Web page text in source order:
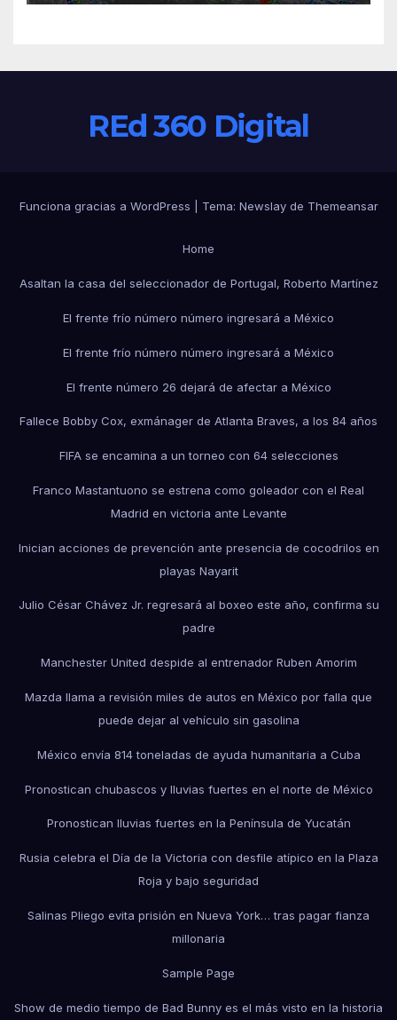
REd 360 Digital
Funciona gracias a WordPress Tema: Newslayde Themeansar
Home
Asaltan la casa del seleccionador de Portugal, Roberto Martínez
El frente frío número número ingresará a México
El frente frío número número ingresará a México
El frente número 26 dejará de afectar a México
Fallece Bobby Cox, exmánager de Atlanta Braves, a los 84 años
FIFA se encamina a un torneo con 64 selecciones
Franco Mastantuono se estrena como goleador con el Real
Madrid en victoria ante Levante
Inician acciones de prevención ante presencia de cocodrilos en
playas Nayarit
Julio César Chávez Jr. regresará al boxeo este año, confirma su
padre
Manchester United despide al entrenador Ruben Amorim
Mazda llama a revisión miles de autos en México por falla que
puede dejar al vehículo sin gasolina
México envía 814 toneladas de ayuda humanitaria a Cuba
Pronostican chubascos y lluvias fuertes en el norte de México
Pronostican lluvias fuertes en la Península de Yucatán
Rusia celebra el Día de la Victoria con desfile atípico en la Plaza
Roja y bajo seguridad
Salinas Pliego evita prisión en Nueva York… tras pagar fianza
millonaria
Sample Page
Show de medio tiempo de Bad Bunny es el más visto en la historia